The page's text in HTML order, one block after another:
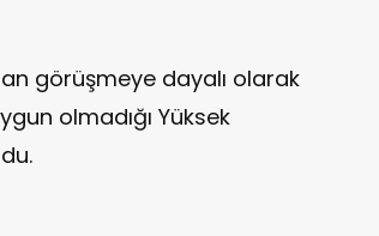
görüşmeye dayalı olarak
olmadığı Yüksek